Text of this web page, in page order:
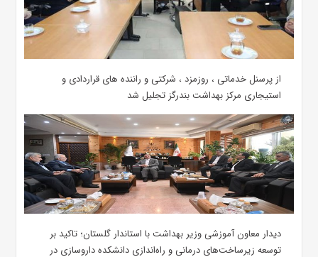
از پرسنل خدماتی ، روزمزد ، شرکتی و راننده های قراردادی و
استیجاری مرکز بهداشت بندرگز تجلیل شد
دیدار معاون آموزشی وزیر بهداشت با استاندار گلستان؛ تاکید بر
توسعه زیرساخت‌های درمانی و راه‌اندازی دانشکده داروسازی در